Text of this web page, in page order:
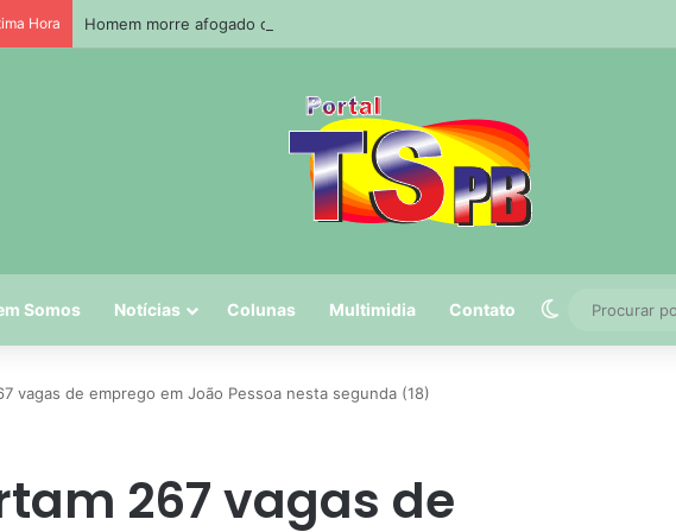
Hora Homem morre afogado durante pescaria em açude no agreste paraibano
Somos Notícias Colunas Multimidia Contato Switch skin
vagas de emprego em João Pessoa nesta segunda (18)
267 vagas de